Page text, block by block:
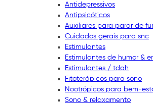
Antidepressivos
Antipsicóticos
Auxiliares para parar de
Cuidados gerais para snc
Estimulantes
Estimulantes de humor &
Estimulantes / tdah
Fitoterápicos para sono
Nootrópicos para bem-
Sono & relaxamento